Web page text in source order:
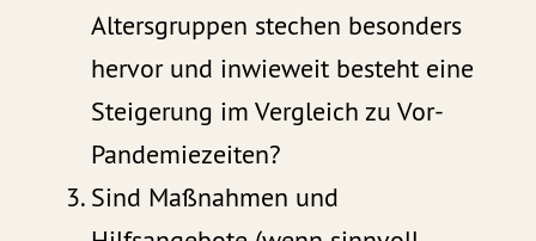
Altersgruppen stechen besonders
hervor und inwieweit besteht eine
Steigerung im Vergleich zu Vor-
Pandemiezeiten?
Sind Maßnahmen und